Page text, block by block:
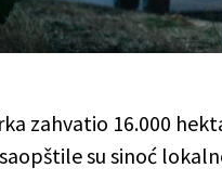
zahvatio 16.000
su sinoć